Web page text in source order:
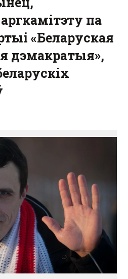
па
«Беларуская
дэмакратыя»,